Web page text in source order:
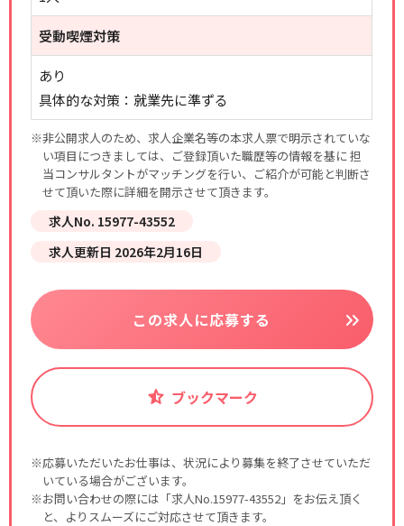
受動喫煙対策
あり
具体的な対策：就業先に準ずる
※非公開求人のため、求人企業名等の本求人票で明示されていな
い項目につきましては、ご登録頂いた職歴等の情報を基に 担
当コンサルタントがマッチングを行い、ご紹介が可能と判断さ
せて頂いた際に詳細を開示させて頂きます。
求人No. 15977-43552
求人更新日 2026年2月16日
この求人に応募する
ブックマーク
※応募いただいたお仕事は、状況により募集を終了させていただ
いている場合がございます。
※お問い合わせの際には「求人No.15977-43552」をお伝え頂く
と、よりスムーズにご対応させて頂きます。